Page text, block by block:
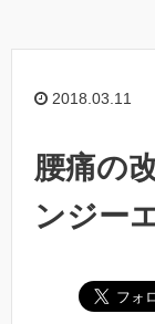
2018.03.11
腰痛の
ンジー